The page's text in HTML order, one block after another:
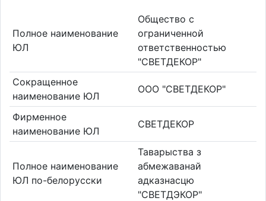
Полное наименование
ЮЛ
Общество с
ограниченной
ответственностью
"СВЕТДЕКОР"
Сокращенное
наименование ЮЛ
ООО "СВЕТДЕКОР"
Фирменное
наименование ЮЛ
СВЕТДЕКОР
Полное наименование
ЮЛ по-белорусски
Таварыства з
абмежаванай
адказнасцю
"СВЕТДЭКОР"